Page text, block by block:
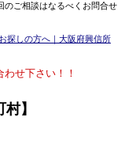
のご相談はなるべくお問合せ
探しの方へ｜大阪府興信所
せ下さい！！
】